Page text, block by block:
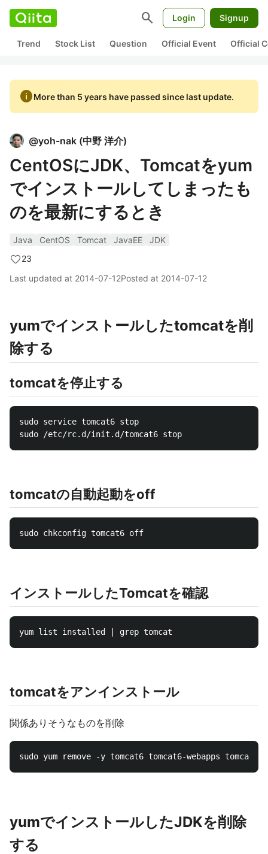
search Login Signup
Trend Stock List Question Official Event Official
infoMore than 5 years have passed since last update.
@yoh-nak (中野 洋介)
CentOSにJDK、Tomcatをyum
でインストールしてしまったも
のを最新にするとき
Java CentOS Tomcat JavaEE
JDK
23
Last updated at 2014-07-12Posted at 2014-07-12
yumでインストールしたtomcatを削
除する
tomcatを停止する
sudo service tomcat6 stop
tomcatの自動起動をoff
インストールしたTomcatを確認
tomcatをアンインストール
関係ありそうなものを削除
yumでインストールしたJDKを削除
する